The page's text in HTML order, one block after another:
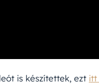
is készítettek, ezt itt